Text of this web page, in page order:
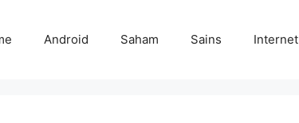
Android Saham Sains Internet